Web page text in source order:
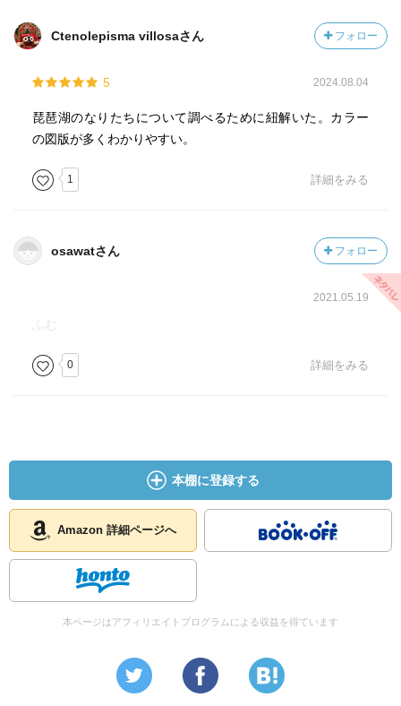
Ctenolepisma villosaさん フォロー
5 2024.08.04
琵琶湖のなりたちについて調べるために紐解いた。カラー
の図版が多くわかりやすい。
1 詳細をみる
osawatさん フォロー
2021.05.19
0 詳細をみる
本棚に登録する
Amazon 詳細ページへ
本ページはアフィリエイトプログラムによる収益を得ています